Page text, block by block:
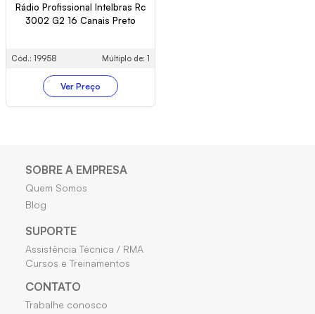
Rádio Profissional Intelbras Rc
3002 G2 16 Canais Preto
Cód.: 19958 Múltiplo de: 1
Ver Preço
SOBRE A EMPRESA
Quem Somos
Blog
SUPORTE
Assistência Técnica / RMA
Cursos e Treinamentos
CONTATO
Trabalhe conosco